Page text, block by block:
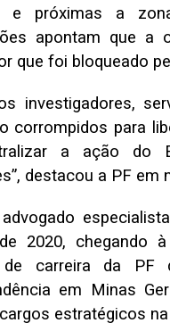
e próximas a
apontam que a
que foi bloqueado
investigadores,
corrompidos para
a ação do
destacou a PF em
advogado
2020, chegando
de carreira da PF
em Minas
estratégicos